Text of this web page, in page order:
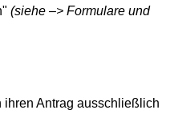
(siehe –> Formulare und
ihren Antrag ausschließlich